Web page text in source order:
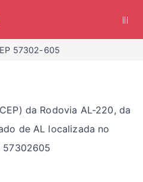
57302-605
da Rodovia AL-220, da
de AL localizada no
57302605